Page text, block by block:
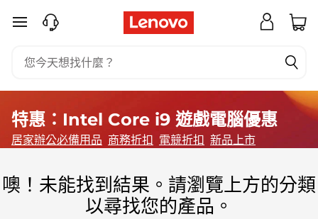
競
P
C
|
跳至主要內容
特惠：Intel Core i9 遊戲電腦優惠
居家辦公必備用品 商務折扣 電競折扣 新品上市
噢！未能找到結果。請瀏覽上方的分類
以尋找您的產品。